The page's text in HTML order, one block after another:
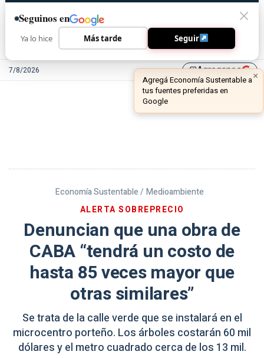
7/8/2026 library_addAgreganos
Economía Sustentable / Medioambiente
ALERTA SOBREPRECIO
Denuncian que una obra de
CABA “tendrá un costo de
hasta 85 veces mayor que
otras similares”
Se trata de la calle verde que se instalará en el
microcentro porteño. Los árboles costarán 60 mil
dólares y el metro cuadrado cerca de los 13 mil.
Seguinos en
Ya lo hice Más tarde Seguir